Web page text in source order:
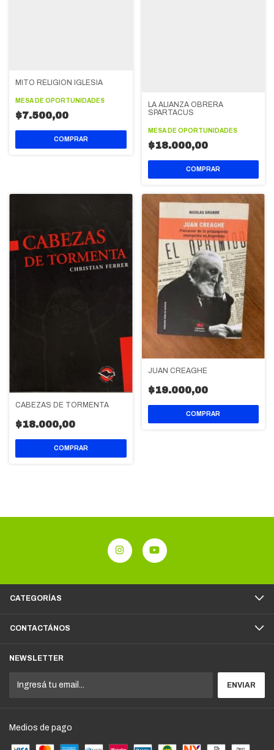
MITO RELIGION IGLESIA
MESA DE OPORTUNIDADES
$7.500,00
LA ALIANZA OBRERA
SPARTACUS
MESA DE OPORTUNIDADES
$18.000,00
CABEZAS DE TORMENTA
$18.000,00
JUAN CREAGHE
$19.000,00
CATEGORÍAS
CONTACTÁNOS
NEWSLETTER
Medios de pago